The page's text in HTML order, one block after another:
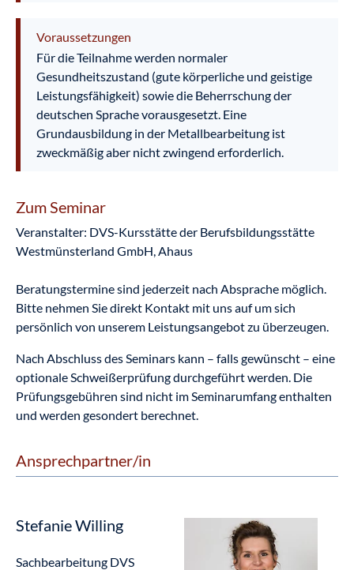
Voraussetzungen
Für die Teilnahme werden normaler
Gesundheitszustand (gute körperliche und geistige
Leistungsfähigkeit) sowie die Beherrschung der
deutschen Sprache vorausgesetzt. Eine
Grundausbildung in der Metallbearbeitung ist
zweckmäßig aber nicht zwingend erforderlich.
Zum Seminar
Veranstalter: DVS-Kursstätte der Berufsbildungsstätte
Westmünsterland GmbH, Ahaus
Beratungstermine sind jederzeit nach Absprache möglich.
Bitte nehmen Sie direkt Kontakt mit uns auf um sich
persönlich von unserem Leistungsangebot zu überzeugen.
Nach Abschluss des Seminars kann – falls gewünscht – eine
optionale Schweißerprüfung durchgeführt werden. Die
Prüfungsgebühren sind nicht im Seminarumfang enthalten
und werden gesondert berechnet.
Ansprechpartner/in
Stefanie Willing
Sachbearbeitung DVS